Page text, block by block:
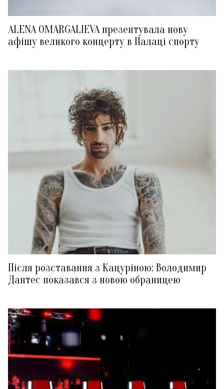
ALENA OMARGALIEVA презентувала нову
афішу великого концерту в Палаці спорту
Після розставання з Кацуріною: Володимир
Дантес показався з новою обраницею